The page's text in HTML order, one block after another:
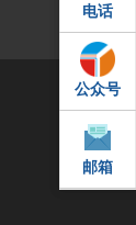
电话
QQ
邮箱
电话
公众号
邮箱